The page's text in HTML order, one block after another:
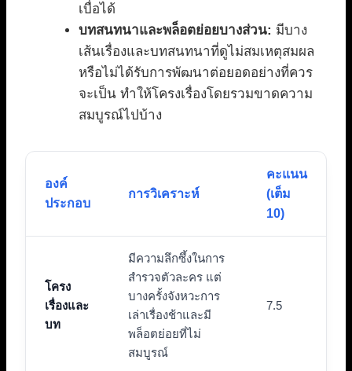
เบื่อได้
บทสนทนาและพล็อตย่อยบางส่วน: มีบาง
เส้นเรื่องและบทสนทนาที่ดูไม่สมเหตุสมผล
หรือไม่ได้รับการพัฒนาต่อยอดอย่างที่ควร
จะเป็น ทำให้โครงเรื่องโดยรวมขาดความ
สมบูรณ์ไปบ้าง
องค์
ประกอบ
การวิเคราะห์
คะแนน
(เต็ม
10)
โครง
เรื่องและ
บท
มีความลึกซึ้งในการ
สำรวจตัวละคร แต่
บางครั้งจังหวะการ
เล่าเรื่องช้าและมี
พล็อตย่อยที่ไม่
สมบูรณ์
7.5